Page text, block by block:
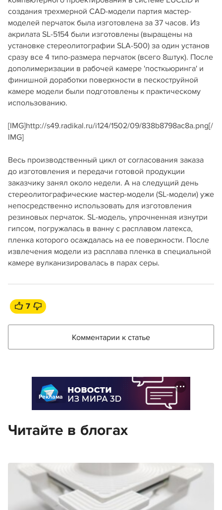
создания трехмерной CAD-модели партия мастер-
моделей перчаток была изготовлена за 37 часов. Из
акрилата SL-5154 были изготовлены (выращены на
установке стереолитографии SLA-500) за один установ
сразу все 4 типо-размера перчаток (всего 8штук). После
дополимеризации в рабочей камере 'посткьюринга' и
финишной доработки поверхности в пескоструйной
камере модели были подготовлены к практическому
использованию.
[IMG]http://s49.radikal.ru/i124/1502/09/838b8798ac8a.png[/
IMG]
Весь производственный цикл от согласования заказа
до изготовления и передачи готовой продукции
заказчику занял около недели. А на следущий день
стереолитографические мастер-модели (SL-модели) уже
непосредственно использовать для изготовления
резиновых перчаток. SL-модель, упрочненная изнутри
гипсом, погружалась в ванну с расплавом латекса,
пленка которого осаждалась на ее поверхности. После
извлечения модели из расплава пленка в специальной
камере вулканизировалась в парах серы.
7
Комментарии к статье
Реклама
Читайте в блогах